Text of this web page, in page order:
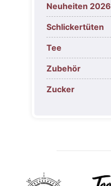
Neuheiten 2026
Schlickertüten
Tee
Zubehör
Zucker